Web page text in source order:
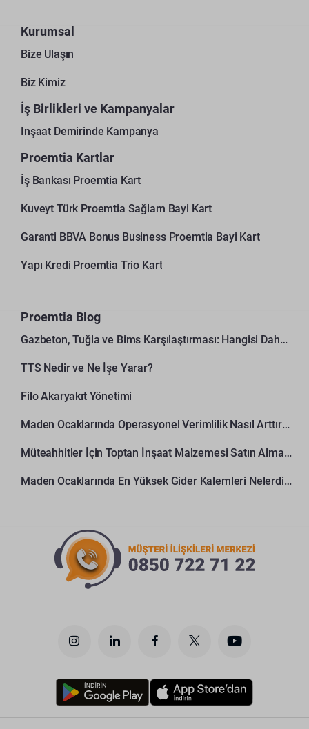
Kurumsal
Bize Ulaşın
Biz Kimiz
İş Birlikleri ve Kampanyalar
İnşaat Demirinde Kampanya
Proemtia Kartlar
İş Bankası Proemtia Kart
Kuveyt Türk Proemtia Sağlam Bayi Kart
Garanti BBVA Bonus Business Proemtia Bayi Kart
Yapı Kredi Proemtia Trio Kart
Proemtia Blog
Gazbeton, Tuğla ve Bims Karşılaştırması: Hangisi Daha Avantajlı?
TTS Nedir ve Ne İşe Yarar?
Filo Akaryakıt Yönetimi
Maden Ocaklarında Operasyonel Verimlilik Nasıl Arttırılır?
Müteahhitler İçin Toptan İnşaat Malzemesi Satın Alma Rehberi
Maden Ocaklarında En Yüksek Gider Kalemleri Nelerdir?